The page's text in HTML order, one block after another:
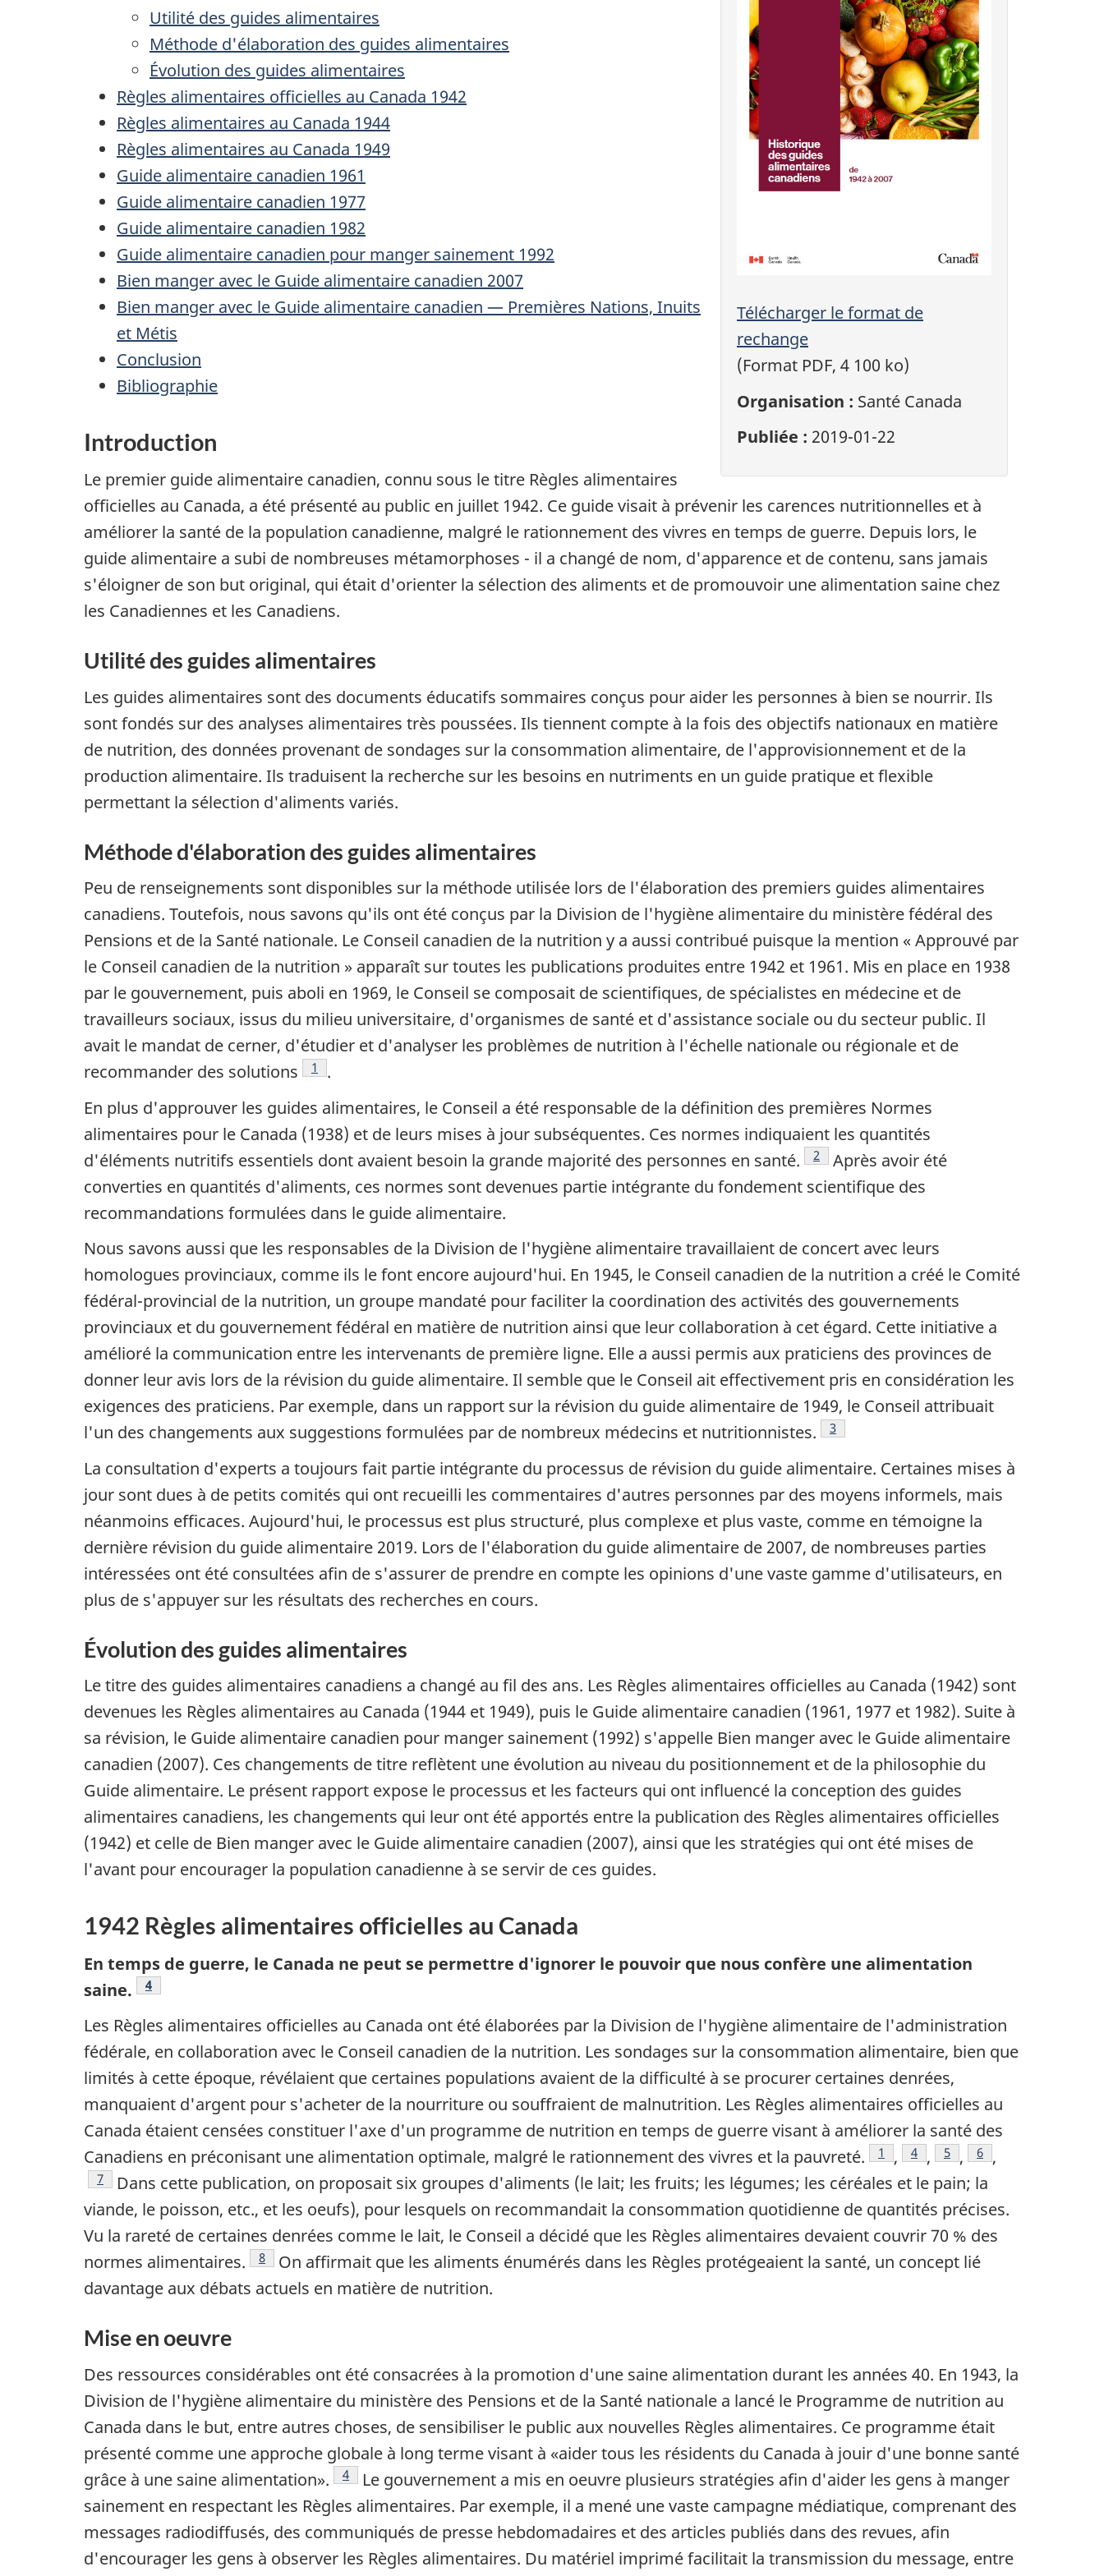
Télécharger le format de
rechange
(Format PDF, 4 100 ko)
Organisation : Santé Canada
Publiée : 2019-01-22
Utilité des guides alimentaires
Méthode d'élaboration des guides alimentaires
Évolution des guides alimentaires
Règles alimentaires officielles au Canada 1942
Règles alimentaires au Canada 1944
Règles alimentaires au Canada 1949
Guide alimentaire canadien 1961
Guide alimentaire canadien 1977
Guide alimentaire canadien 1982
Guide alimentaire canadien pour manger sainement 1992
Bien manger avec le Guide alimentaire canadien 2007
Bien manger avec le Guide alimentaire canadien — Premières Nations, Inuits
et Métis
Conclusion
Bibliographie
Introduction
Le premier guide alimentaire canadien, connu sous le titre Règles alimentaires
officielles au Canada, a été présenté au public en juillet 1942. Ce guide visait à prévenir les carences nutritionnelles et à
améliorer la santé de la population canadienne, malgré le rationnement des vivres en temps de guerre. Depuis lors, le
guide alimentaire a subi de nombreuses métamorphoses - il a changé de nom, d'apparence et de contenu, sans jamais
s'éloigner de son but original, qui était d'orienter la sélection des aliments et de promouvoir une alimentation saine chez
les Canadiennes et les Canadiens.
Utilité des guides alimentaires
Les guides alimentaires sont des documents éducatifs sommaires conçus pour aider les personnes à bien se nourrir. Ils
sont fondés sur des analyses alimentaires très poussées. Ils tiennent compte à la fois des objectifs nationaux en matière
de nutrition, des données provenant de sondages sur la consommation alimentaire, de l'approvisionnement et de la
production alimentaire. Ils traduisent la recherche sur les besoins en nutriments en un guide pratique et flexible
permettant la sélection d'aliments variés.
Méthode d'élaboration des guides alimentaires
Peu de renseignements sont disponibles sur la méthode utilisée lors de l'élaboration des premiers guides alimentaires
canadiens. Toutefois, nous savons qu'ils ont été conçus par la Division de l'hygiène alimentaire du ministère fédéral des
Pensions et de la Santé nationale. Le Conseil canadien de la nutrition y a aussi contribué puisque la mention « Approuvé par
le Conseil canadien de la nutrition » apparaît sur toutes les publications produites entre 1942 et 1961. Mis en place en 1938
par le gouvernement, puis aboli en 1969, le Conseil se composait de scientifiques, de spécialistes en médecine et de
travailleurs sociaux, issus du milieu universitaire, d'organismes de santé et d'assistance sociale ou du secteur public. Il
avait le mandat de cerner, d'étudier et d'analyser les problèmes de nutrition à l'échelle nationale ou régionale et de
recommander des solutions
Footnote
1
.
En plus d'approuver les guides alimentaires, le Conseil a été responsable de la définition des premières Normes
alimentaires pour le Canada (1938) et de leurs mises à jour subséquentes. Ces normes indiquaient les quantités
d'éléments nutritifs essentiels dont avaient besoin la grande majorité des personnes en santé.
Footnote
2
Après avoir été
converties en quantités d'aliments, ces normes sont devenues partie intégrante du fondement scientifique des
recommandations formulées dans le guide alimentaire.
Nous savons aussi que les responsables de la Division de l'hygiène alimentaire travaillaient de concert avec leurs
homologues provinciaux, comme ils le font encore aujourd'hui. En 1945, le Conseil canadien de la nutrition a créé le Comité
fédéral-provincial de la nutrition, un groupe mandaté pour faciliter la coordination des activités des gouvernements
provinciaux et du gouvernement fédéral en matière de nutrition ainsi que leur collaboration à cet égard. Cette initiative a
amélioré la communication entre les intervenants de première ligne. Elle a aussi permis aux praticiens des provinces de
donner leur avis lors de la révision du guide alimentaire. Il semble que le Conseil ait effectivement pris en considération les
exigences des praticiens. Par exemple, dans un rapport sur la révision du guide alimentaire de 1949, le Conseil attribuait
l'un des changements aux suggestions formulées par de nombreux médecins et nutritionnistes.
Footnote
3
La consultation d'experts a toujours fait partie intégrante du processus de révision du guide alimentaire. Certaines mises à
jour sont dues à de petits comités qui ont recueilli les commentaires d'autres personnes par des moyens informels, mais
néanmoins efficaces. Aujourd'hui, le processus est plus structuré, plus complexe et plus vaste, comme en témoigne la
dernière révision du guide alimentaire 2019. Lors de l'élaboration du guide alimentaire de 2007, de nombreuses parties
intéressées ont été consultées afin de s'assurer de prendre en compte les opinions d'une vaste gamme d'utilisateurs, en
plus de s'appuyer sur les résultats des recherches en cours.
Évolution des guides alimentaires
Le titre des guides alimentaires canadiens a changé au fil des ans. Les Règles alimentaires officielles au Canada (1942) sont
devenues les Règles alimentaires au Canada (1944 et 1949), puis le Guide alimentaire canadien (1961, 1977 et 1982). Suite à
sa révision, le Guide alimentaire canadien pour manger sainement (1992) s'appelle Bien manger avec le Guide alimentaire
canadien (2007). Ces changements de titre reflètent une évolution au niveau du positionnement et de la philosophie du
Guide alimentaire. Le présent rapport expose le processus et les facteurs qui ont influencé la conception des guides
alimentaires canadiens, les changements qui leur ont été apportés entre la publication des Règles alimentaires officielles
(1942) et celle de Bien manger avec le Guide alimentaire canadien (2007), ainsi que les stratégies qui ont été mises de
l'avant pour encourager la population canadienne à se servir de ces guides.
1942 Règles alimentaires officielles au Canada
En temps de guerre, le Canada ne peut se permettre d'ignorer le pouvoir que nous confère une alimentation
saine.
Footnote
4
Les Règles alimentaires officielles au Canada ont été élaborées par la Division de l'hygiène alimentaire de l'administration
fédérale, en collaboration avec le Conseil canadien de la nutrition. Les sondages sur la consommation alimentaire, bien que
limités à cette époque, révélaient que certaines populations avaient de la difficulté à se procurer certaines denrées,
manquaient d'argent pour s'acheter de la nourriture ou souffraient de malnutrition. Les Règles alimentaires officielles au
Canada étaient censées constituer l'axe d'un programme de nutrition en temps de guerre visant à améliorer la santé des
Canadiens en préconisant une alimentation optimale, malgré le rationnement des vivres et la pauvreté.
Note de bas de page
1 , Note de bas de page
4 , Footnote
5 , Footnote
6 ,
Footnote
7
Dans cette publication, on proposait six groupes d'aliments (le lait; les fruits; les légumes; les céréales et le pain; la
viande, le poisson, etc., et les oeufs), pour lesquels on recommandait la consommation quotidienne de quantités précises.
Vu la rareté de certaines denrées comme le lait, le Conseil a décidé que les Règles alimentaires devaient couvrir 70 % des
normes alimentaires.
Footnote
8
On affirmait que les aliments énumérés dans les Règles protégeaient la santé, un concept lié
davantage aux débats actuels en matière de nutrition.
Mise en oeuvre
Des ressources considérables ont été consacrées à la promotion d'une saine alimentation durant les années 40. En 1943, la
Division de l'hygiène alimentaire du ministère des Pensions et de la Santé nationale a lancé le Programme de nutrition au
Canada dans le but, entre autres choses, de sensibiliser le public aux nouvelles Règles alimentaires. Ce programme était
présenté comme une approche globale à long terme visant à «aider tous les résidents du Canada à jouir d'une bonne santé
grâce à une saine alimentation».
Note de bas de page
4
Le gouvernement a mis en oeuvre plusieurs stratégies afin d'aider les gens à manger
sainement en respectant les Règles alimentaires. Par exemple, il a mené une vaste campagne médiatique, comprenant des
messages radiodiffusés, des communiqués de presse hebdomadaires et des articles publiés dans des revues, afin
d'encourager les gens à observer les Règles alimentaires. Du matériel imprimé facilitait la transmission du message, entre